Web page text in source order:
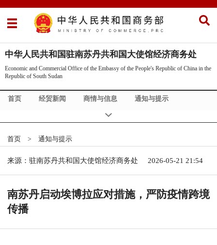
中华人民共和国驻南苏丹共和国大使馆经济商务处
Economic and Commercial Office of the Embassy of the People's Republic of China in the
Republic of South Sudan
首页 经贸新闻 商情与信息 通知与提示
中南合作
首页 > 通知与提示
来源：驻南苏丹共和国大使馆经济商务处 2026-05-21 21:54
南苏丹启动埃博拉应对措施，严防疫情跨境
传播